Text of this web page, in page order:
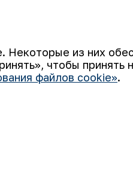
Ваш email
(АО «НГМК») входит в
Некоторые из них
чтобы
файлов cookie».